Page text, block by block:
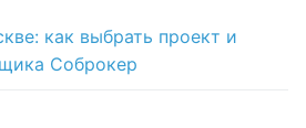
как выбрать проект и
Соброкер